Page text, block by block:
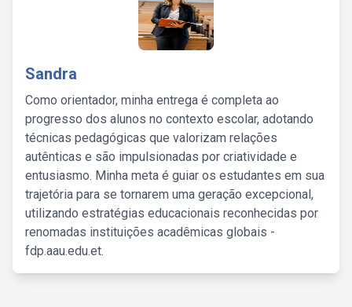
Sandra
Como orientador, minha entrega é completa ao
progresso dos alunos no contexto escolar, adotando
técnicas pedagógicas que valorizam relações
autênticas e são impulsionadas por criatividade e
entusiasmo. Minha meta é guiar os estudantes em sua
trajetória para se tornarem uma geração excepcional,
utilizando estratégias educacionais reconhecidas por
renomadas instituições acadêmicas globais -
fdp.aau.edu.et.